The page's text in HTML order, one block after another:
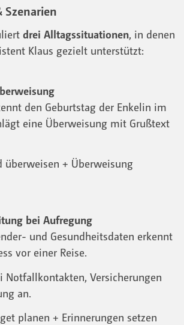
Szenarien
drei Alltagssituationen, in denen
Klaus gezielt unterstützt:
den Geburtstag der Enkelin im
eine Überweisung mit Grußtext
überweisen + Überweisung
bei Aufregung
und Gesundheitsdaten erkennt
vor einer Reise.
Notfallkontakten, Versicherungen
an.
planen + Erinnerungen setzen